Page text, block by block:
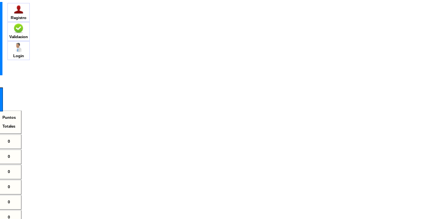
Registro
Validacion
Login
Puntos
Totales
0
0
0
0
0
0